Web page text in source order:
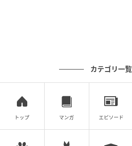
#11 え…なんで…？
次の
カテゴリ一覧
トップ マンガ エピソード